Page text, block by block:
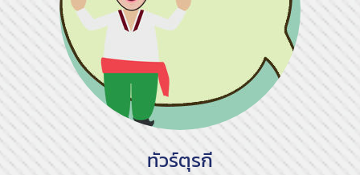
ทัวร์ตุรกี